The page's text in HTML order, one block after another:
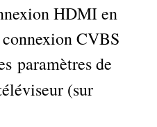
HDMI en
CVBS
paramètres de
(sur